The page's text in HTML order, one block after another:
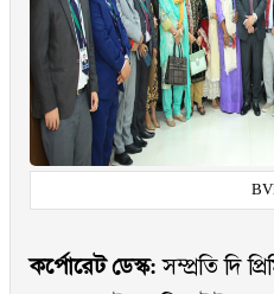
কর্পোরেট ডেস্ক: সম্প্রতি দি